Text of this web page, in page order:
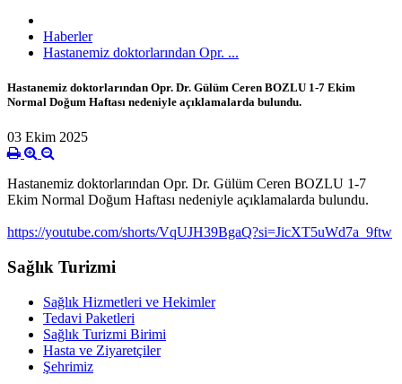
Haberler
Hastanemiz doktorlarından Opr. ...
Hastanemiz doktorlarından Opr. Dr. Gülüm Ceren BOZLU 1-7 Ekim
Normal Doğum Haftası nedeniyle açıklamalarda bulundu.
03 Ekim 2025
Hastanemiz doktorlarından Opr. Dr. Gülüm Ceren BOZLU 1-7
Ekim Normal Doğum Haftası nedeniyle açıklamalarda bulundu.
https://youtube.com/shorts/VqUJH39BgaQ?si=JicXT5uWd7a_9ftw
Sağlık Turizmi
Sağlık Hizmetleri ve Hekimler
Tedavi Paketleri
Sağlık Turizmi Birimi
Hasta ve Ziyaretçiler
Şehrimiz